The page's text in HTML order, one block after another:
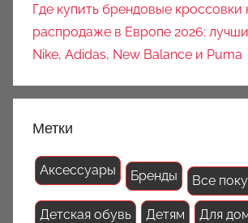
Где купить брендовые кроссовки
распродаже в Европе 2026:
Nike, Adidas, New Balance и Puma
Метки
Аксессуары Бренды Все
Детская обувь Детям Для